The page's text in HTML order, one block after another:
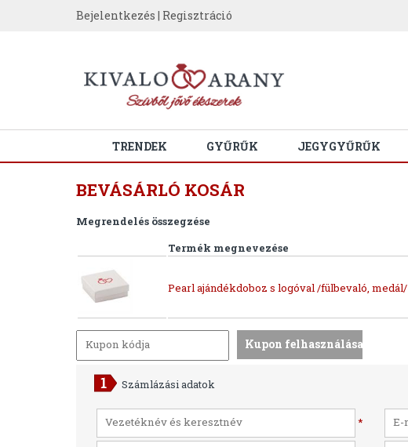
Bejelentkezés | Regisztráció
TRENDEK GYŰRŰK JEGYGYŰRŰK
BEVÁSÁRLÓ KOSÁR
Megrendelés összegzése
Termék megnevezése
Pearl ajándékdoboz s logóval /fülbevaló, medál/
Számlázási adatok
*